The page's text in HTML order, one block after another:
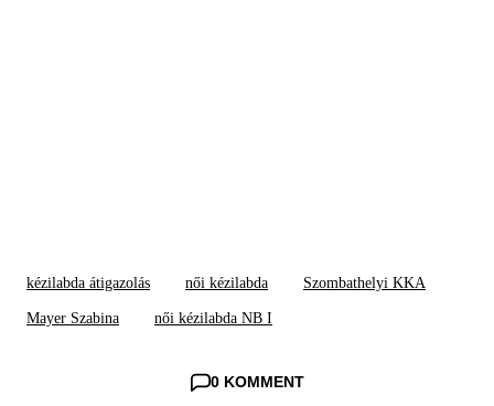
kézilabda átigazolás női kézilabda Szombathelyi KKA
Mayer Szabina női kézilabda NB I
0 KOMMENT